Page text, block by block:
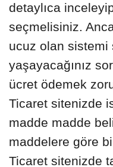
detaylıca
seçmelisiniz.
ucuz olan sistemi
yaşayacağınız
ücret ödemek
Ticaret sitenizde
madde madde
maddelere göre
Ticaret sitenizde